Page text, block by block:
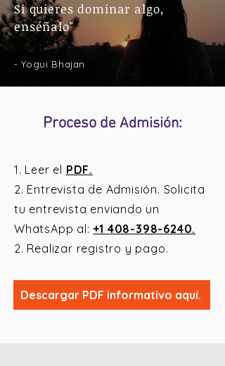
Si quieres dominar algo,
enséñalo"
- Yogui Bhajan
Proceso de Admisión:
1. Leer el PDF.
2. Entrevista de Admisión. Solicita
tu entrevista enviando un
WhatsApp al:+1 408-398-6240.
2. Realizar registro y pago.
Descargar PDF informativo aquí.